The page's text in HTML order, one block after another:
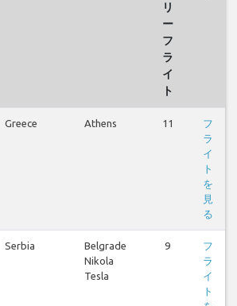
リ
ー
フ
ラ
イ
ト
Greece Athens 11
フ
ラ
イ
ト
を
見
る
Serbia
Belgrade
Nikola
Tesla
9
フ
ラ
イ
ト